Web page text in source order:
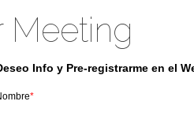
Meeting
Info y Pre-registrarme en el
*